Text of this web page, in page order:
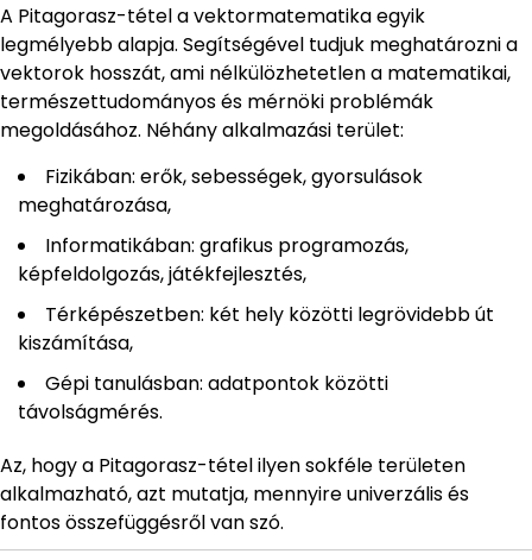
A Pitagorasz-tétel a vektormatematika egyik
legmélyebb alapja. Segítségével tudjuk meghatározni a
vektorok hosszát, ami nélkülözhetetlen a matematikai,
természettudományos és mérnöki problémák
megoldásához. Néhány alkalmazási terület:
Fizikában: erők, sebességek, gyorsulások
meghatározása,
Informatikában: grafikus programozás,
képfeldolgozás, játékfejlesztés,
Térképészetben: két hely közötti legrövidebb út
kiszámítása,
Gépi tanulásban: adatpontok közötti
távolságmérés.
Az, hogy a Pitagorasz-tétel ilyen sokféle területen
alkalmazható, azt mutatja, mennyire univerzális és
fontos összefüggésről van szó.